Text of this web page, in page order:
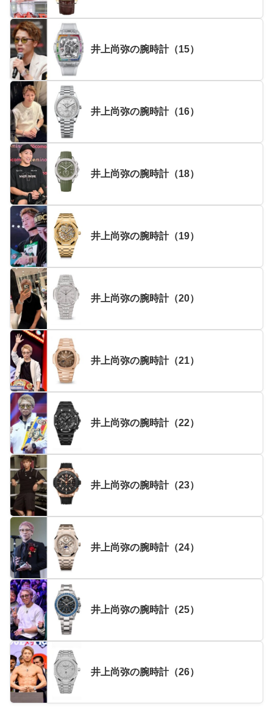
井上尚弥の腕時計（15）
井上尚弥の腕時計（16）
井上尚弥の腕時計（18）
井上尚弥の腕時計（19）
井上尚弥の腕時計（20）
井上尚弥の腕時計（21）
井上尚弥の腕時計（22）
井上尚弥の腕時計（23）
井上尚弥の腕時計（24）
井上尚弥の腕時計（25）
井上尚弥の腕時計（26）